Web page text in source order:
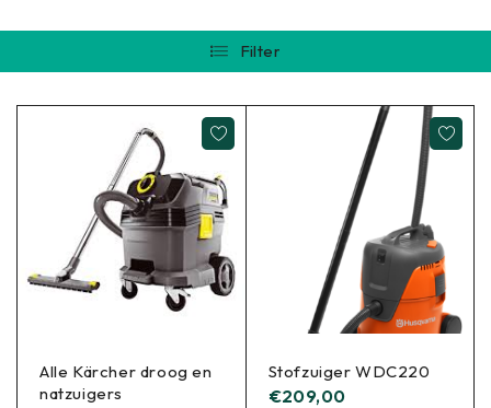
Filter
Alle Kärcher droog en
natzuigers
Stofzuiger WDC220
€209,00